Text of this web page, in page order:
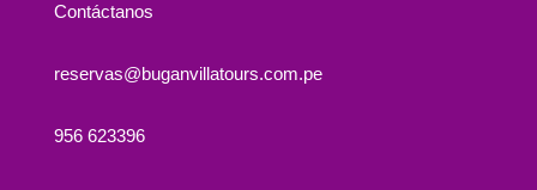
Contáctanos
reservas@buganvillatours.com.pe
956 623396